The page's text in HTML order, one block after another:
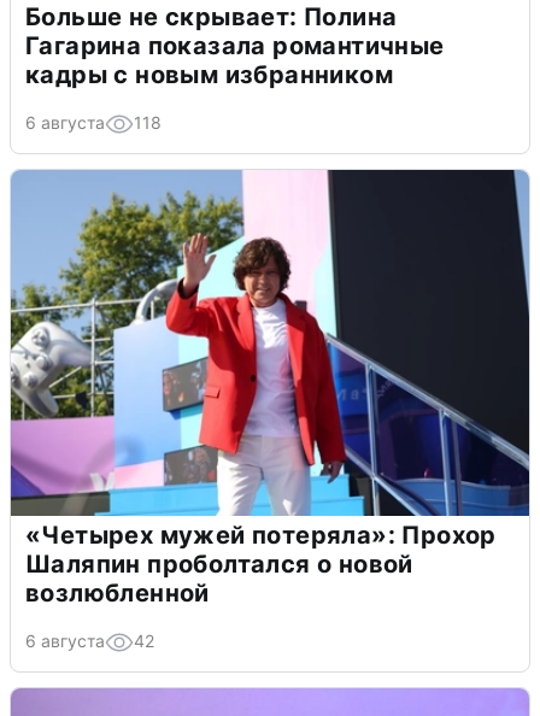
Больше не скрывает: Полина
Гагарина показала романтичные
кадры с новым избранником
6 августа 118
«Четырех мужей потеряла»: Прохор
Шаляпин проболтался о новой
возлюбленной
6 августа 42